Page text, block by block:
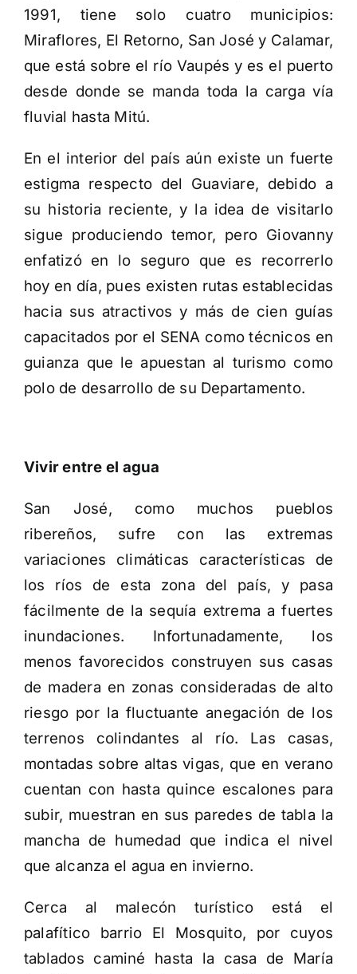
1991, tiene solo cuatro municipios:
Miraflores, El Retorno, San José y Calamar,
que está sobre el río Vaupés y es el puerto
desde donde se manda toda la carga vía
fluvial hasta Mitú.
En el interior del país aún existe un fuerte
estigma respecto del Guaviare, debido a
su historia reciente, y la idea de visitarlo
sigue produciendo temor, pero Giovanny
enfatizó en lo seguro que es recorrerlo
hoy en día, pues existen rutas establecidas
hacia sus atractivos y más de cien guías
capacitados por el SENA como técnicos en
guianza que le apuestan al turismo como
polo de desarrollo de su Departamento.
Vivir entre el agua
San José, como muchos pueblos
ribereños, sufre con las extremas
variaciones climáticas características de
los ríos de esta zona del país, y pasa
fácilmente de la sequía extrema a fuertes
inundaciones. Infortunadamente, los
menos favorecidos construyen sus casas
de madera en zonas consideradas de alto
riesgo por la fluctuante anegación de los
terrenos colindantes al río. Las casas,
montadas sobre altas vigas, que en verano
cuentan con hasta quince escalones para
subir, muestran en sus paredes de tabla la
mancha de humedad que indica el nivel
que alcanza el agua en invierno.
Cerca al malecón turístico está el
palafítico barrio El Mosquito, por cuyos
tablados caminé hasta la casa de María